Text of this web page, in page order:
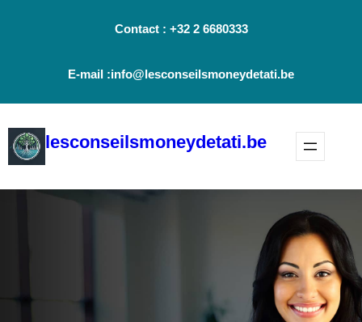
Contact : +32 2 6680333
E-mail :info@lesconseilsmoneydetati.be
lesconseilsmoneydetati.be